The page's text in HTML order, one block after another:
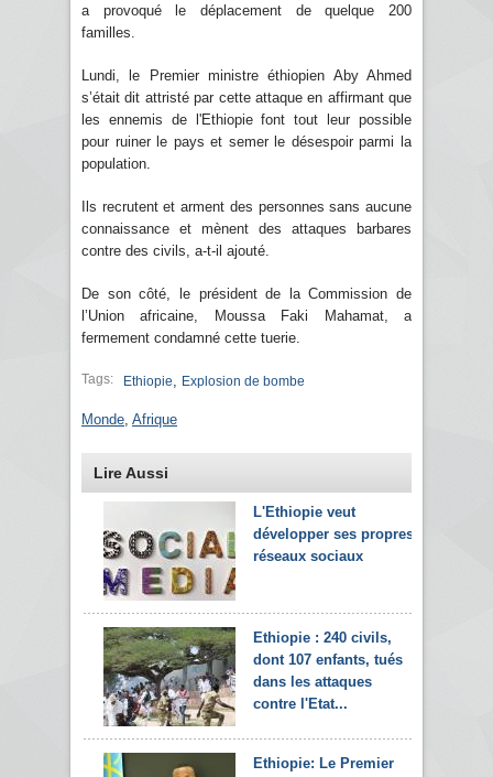
a provoqué le déplacement de quelque 200
familles.
Lundi, le Premier ministre éthiopien Aby Ahmed
s’était dit attristé par cette attaque en affirmant que
les ennemis de l'Ethiopie font tout leur possible
pour ruiner le pays et semer le désespoir parmi la
population.
Ils recrutent et arment des personnes sans aucune
connaissance et mènent des attaques barbares
contre des civils, a-t-il ajouté.
De son côté, le président de la Commission de
l’Union africaine, Moussa Faki Mahamat, a
fermement condamné cette tuerie.
Tags: Ethiopie Explosion de bombe
Monde Afrique
Lire Aussi
L'Ethiopie veut
développer ses propres
réseaux sociaux
Ethiopie : 240 civils,
dont 107 enfants, tués
dans les attaques
contre l'Etat...
Ethiopie: Le Premier